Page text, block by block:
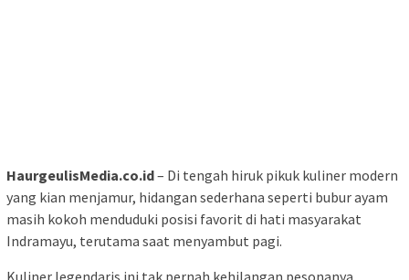
HaurgeulisMedia.co.id– Di tengah hiruk pikuk kuliner modern
yang kian menjamur, hidangan sederhana seperti bubur ayam
masih kokoh menduduki posisi favorit di hati masyarakat
Indramayu, terutama saat menyambut pagi.